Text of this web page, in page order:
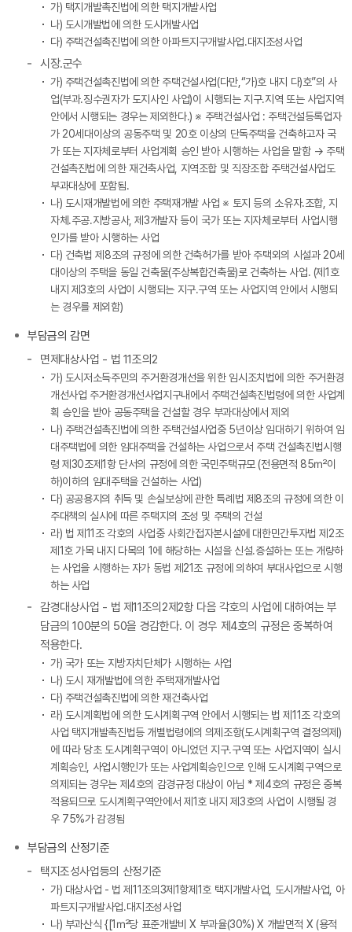
가) 택지개발촉진법에 의한 택지개발사업
나) 도시개발법에 의한 도시개발사업
다) 주택건설촉진법에 의한 아파트지구개발사업.대지조성사업
시장.군수
가) 주택건설촉진법에 의한 주택건설사업(다만,“가)호 내지 다)호”의 사
업(부과.징수권자가 도지사인 사업)이 시행되는 지구.지역 또는 사업지역
안에서 시행되는 경우는 제외한다.) ※ 주택건설사업 : 주택건설등록업자
가 20세대이상의 공동주택 및 20호 이상의 단독주택을 건축하고자 국
가 또는 지자체로부터 사업계획 승인 받아 시행하는 사업을 말함 → 주택
건설촉진법에 의한 재건축사업, 지역조합 및 직장조합 주택건설사업도
부과대상에 포함됨.
나) 도시재개발법에 의한 주택재개발 사업 ※ 토지 등의 소유자.조합, 지
자체.주공.지방공사, 제3개발자 등이 국가 또는 지자체로부터 사업시행
인가를 받아 시행하는 사업
다) 건축법 제8조의 규정에 의한 건축허가를 받아 주택외의 시설과 20세
대이상의 주택을 동일 건축물(주상복합건축물)로 건축하는 사업. (제1호
내지 제3호의 사업이 시행되는 지구.구역 또는 사업지역 안에서 시행되
는 경우를 제외함)
부담금의 감면
면제대상사업 - 법 11조의2
가) 도시저소득주민의 주거환경개선을 위한 임시조치법에 의한 주거환경
개선사업 주거환경개선사업지구내에서 주택건설촉진법령에 의한 사업계
획 승인을 받아 공동주택을 건설할 경우 부과대상에서 제외
나) 주택건설촉진법에 의한 주택건설사업중 5년이상 임대하기 위하여 임
대주택법에 의한 임대주택을 건설하는 사업으로서 주택 건설촉진법시행
령 제30조제1항 단서의 규정에 의한 국민주택규모 (전용면적 85㎡이
하)이하의 임대주택을 건설하는 사업)
다) 공공용지의 취득 및 손실보상에 관한 특례법 제8조의 규정에 의한 이
주대책의 실시에 따른 주택지의 조성 및 주택의 건설
라) 법 제11조 각호의 사업중 사회간접자본시설에 대한민간투자법 제2조
제1호 가목 내지 다목의 1에 해당하는 시설을 신설.증설하는 또는 개량하
는 사업을 시행하는 자가 동법 제21조 규정에 의하여 부대사업으로 시행
하는 사업
감경대상사업 - 법 제11조의2제2항 다음 각호의 사업에 대하여는 부
담금의 100분의 50을 경감한다. 이 경우 제4호의 규정은 중복하여
적용한다.
가) 국가 또는 지방자치단체가 시행하는 사업
나) 도시 재개발법에 의한 주택재개발사업
다) 주택건설촉진법에 의한 재건축사업
라) 도시계획법에 의한 도시계획구역 안에서 시행되는 법 제11조 각호의
사업 택지개발촉진법등 개별법령에의 의제조항(도시계획구역 결정의제)
에 따라 당초 도시계획구역이 아니었던 지구.구역 또는 사업지역이 실시
계획승인, 사업시행인가 또는 사업계획승인으로 인해 도시계획구역으로
의제되는 경우는 제4호의 감경규정 대상이 아님 * 제4호의 규정은 중복
적용되므로 도시계획구역안에서 제1호 내지 제3호의 사업이 시행될 경
우 75%가 감경됨
부담금의 산정기준
택지조성사업등의 산정기준
가) 대상사업 - 법 제11조의3제1항제1호 택지개발사업, 도시개발사업, 아
파트지구개발사업.대지조성사업
나) 부과산식 {[1㎡당 표준개발비 X 부과율(30%) X 개발면적 X (용적